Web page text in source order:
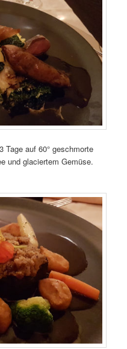
Tage auf 60° geschmorte
und glaciertem Gemüse.